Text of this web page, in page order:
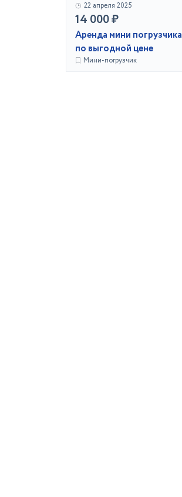
22 апреля 2025
14 000 ₽
Аренда мини погрузчика
по выгодной цене
Мини-погрузчик